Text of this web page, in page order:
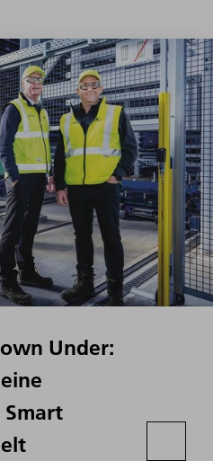
Under:
Smart